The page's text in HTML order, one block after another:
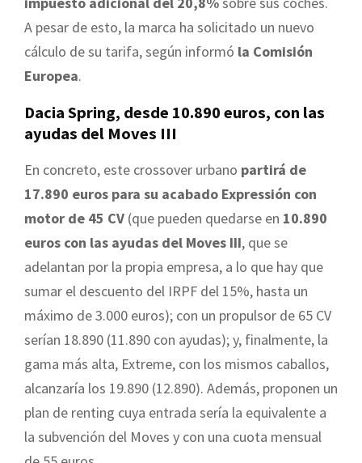
A pesar de esto, la marca ha solicitado un nuevo
cálculo de su tarifa, según informó la Comisión
Europea.
Dacia Spring, desde 10.890 euros, con las
ayudas del Moves III
En concreto, este crossover urbano partirá de
17.890 euros para su acabado Expressión con
motor de 45 CV (que pueden quedarse en 10.890
euros con las ayudas del Moves III, que se
adelantan por la propia empresa, a lo que hay que
sumar el descuento del IRPF del 15%, hasta un
máximo de 3.000 euros); con un propulsor de 65 CV
serían 18.890 (11.890 con ayudas); y, finalmente, la
gama más alta, Extreme, con los mismos caballos,
alcanzaría los 19.890 (12.890). Además, proponen un
plan de renting cuya entrada sería la equivalente a
la subvención del Moves y con una cuota mensual